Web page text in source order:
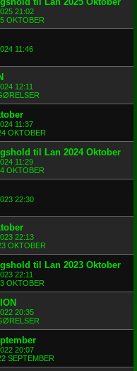
21:02
OKTOBER
11:46
12:11
11:37
OKTOBER
til Lan 2024 Oktober
11:29
OKTOBER
22:30
22:13
OKTOBER
til Lan 2023 Oktober
22:11
OKTOBER
20:35
20:07
SEPTEMBER